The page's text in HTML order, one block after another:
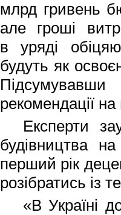
млрд гривень
але гроші
вуряді
будуть як
рекомендації
Експерти
будівництва
перший рік
розібратись із
«В Україні